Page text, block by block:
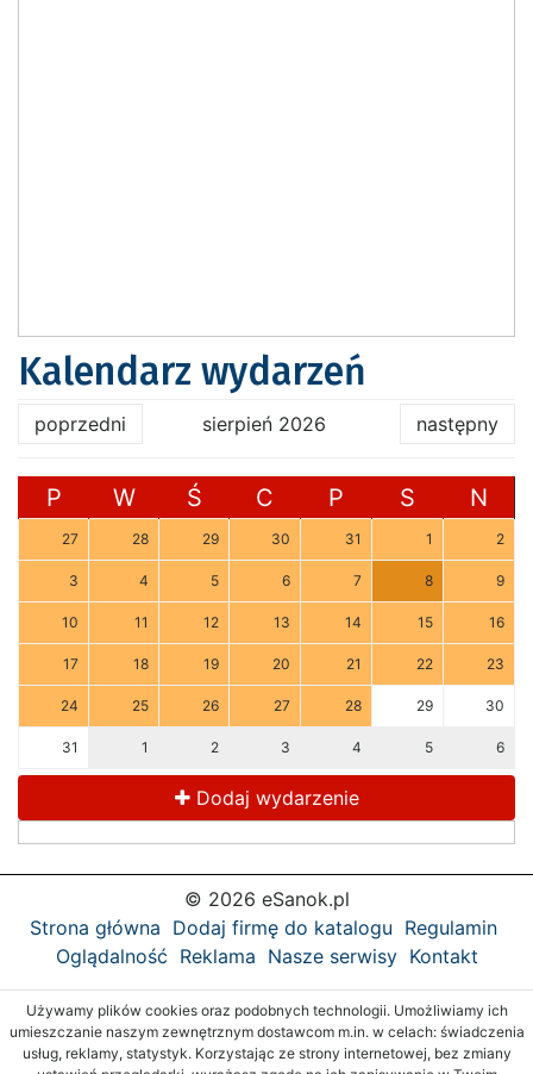
Kalendarz wydarzeń
poprzedni sierpień 2026 następny
P W Ś C P S N
27 28 29 30 31 1 2
3 4 5 6 7 8 9
10 11 12 13 14 15 16
17 18 19 20 21 22 23
24 25 26 27 28 29 30
31 1 2 3 4 5 6
Dodaj wydarzenie
© 2026 eSanok.pl
Strona główna Dodaj firmę do katalogu Regulamin
Oglądalność Reklama Nasze serwisy Kontakt
Używamy plików cookies oraz podobnych technologii. Umożliwiamy ich
umieszczanie naszym zewnętrznym dostawcom m.in. w celach: świadczenia
usług, reklamy, statystyk. Korzystając ze strony internetowej, bez zmiany